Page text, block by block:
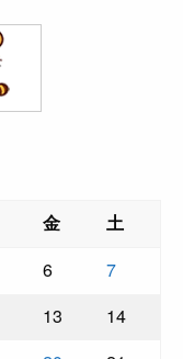
金
土
6
7
13
14